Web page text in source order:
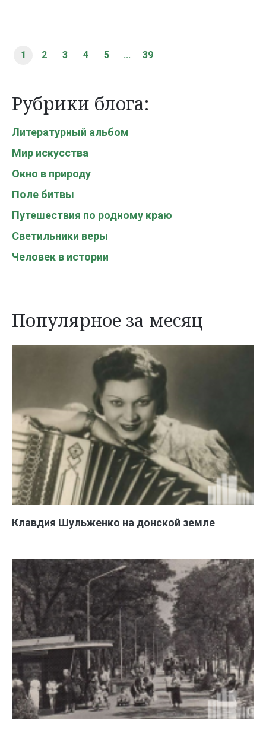
1 2 3 4 5 ... 39
Рубрики блога:
Литературный альбом
Мир искусства
Окно в природу
Поле битвы
Путешествия по родному краю
Светильники веры
Человек в истории
Популярное за месяц
Клавдия Шульженко на донской земле